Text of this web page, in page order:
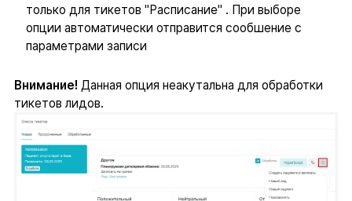
только для тикетов "Расписание" . При выборе
опции автоматически отправится сообшение с
параметрами записи
Внимание! Данная опция неакутальна для обработки
тикетов лидов.